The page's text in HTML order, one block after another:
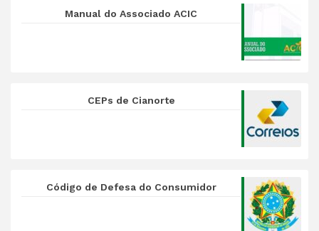
Manual do Associado ACIC
CEPs de Cianorte
Código de Defesa do Consumidor